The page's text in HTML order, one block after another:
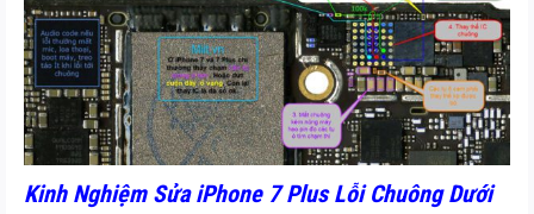
Kinh Nghiệm Sửa iPhone 7 Plus Lỗi Chuông Dưới